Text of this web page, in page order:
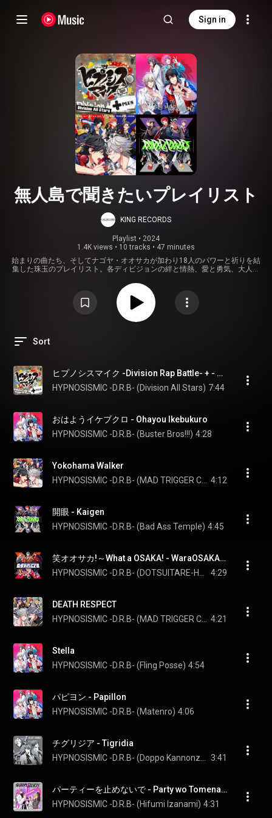
Sign in
無人島で聞きたいプレイリスト
KING RECORDS
Playlist • 2024
1.4K views • 10 tracks • 47 minutes
始まりの曲たち、そしてナゴヤ・オオサカが加わり18人のパワーと祈りを結
集した珠玉のプレイリスト。各ディビジョンの絆と情熱、愛と勇気、大人の
を感じ、迷い、悔い、悩み、ラストは全員で楽しくハネる。是非聞いてくだ
さい。
Sort
ヒプノシスマイク -Division Rap Battle- + - HYPNOSISMIC -Division Rap Battle- +
HYPNOSISMIC -D.R.B- (Division All Stars) 7:44
おはようイケブクロ - Ohayou Ikebukuro
HYPNOSISMIC -D.R.B- (Buster Bros!!!) 4:28
Yokohama Walker
4:12
開眼 - Kaigen
HYPNOSISMIC -D.R.B- (Bad Ass Temple) 4:45
笑オオサカ!～What a OSAKA! - WaraOSAKA!~What a OSAKA!
4:29
DEATH RESPECT
4:21
Stella
HYPNOSISMIC -D.R.B- (Fling Posse) 4:54
パピヨン - Papillon
HYPNOSISMIC -D.R.B- (Matenro) 4:06
チグリジア - Tigridia
3:41
パーティーを止めないで - Party wo Tomenaide
HYPNOSISMIC -D.R.B- (Hifumi Izanami) 4:31